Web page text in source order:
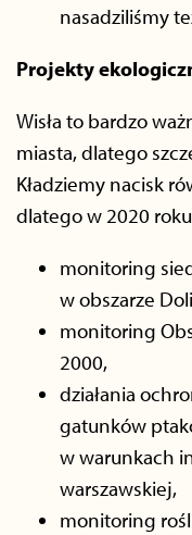
nasadziliśmy
Projekty
Wisła to bardzo
miasta, dlatego
Kładziemy nacisk
dlatego w 2020
monitoring
w obszarze
monitoring
2000,
działania
gatunków
w warunkach
warszawskiej,
monitoring